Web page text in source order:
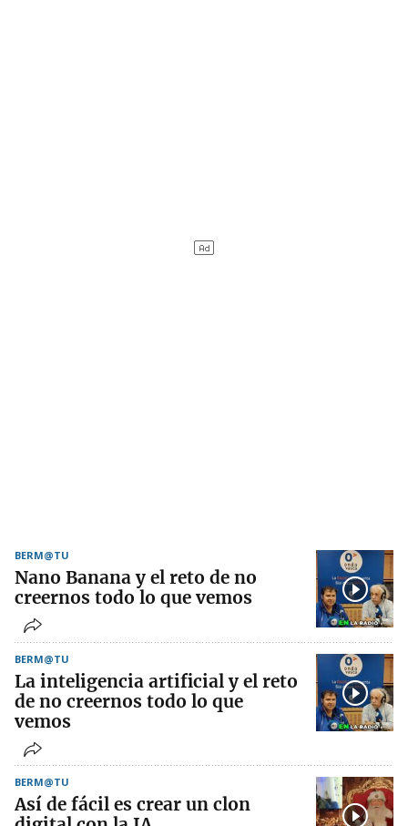
BERM@TU
Nano Banana y el reto de no
creernos todo lo que vemos
BERM@TU
La inteligencia artificial y el reto
de no creernos todo lo que
vemos
BERM@TU
Así de fácil es crear un clon